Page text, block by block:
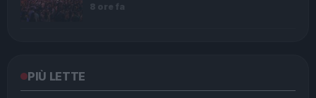
8 ore fa
PIÙ LETTE